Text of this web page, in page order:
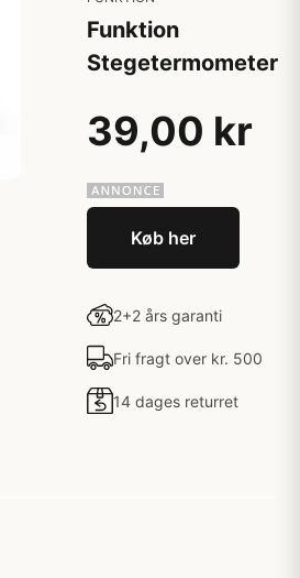
Funktion
Stegetermometer
39,00 kr
Køb her
2+2 års garanti
Fri fragt over kr. 500
14 dages returret